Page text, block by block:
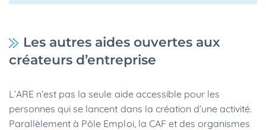
Les autres aides ouvertes aux
créateurs d’entreprise
L’ARE n’est pas la seule aide accessible pour les
personnes qui se lancent dans la création d’une activité.
Parallèlement à Pôle Emploi, la CAF et des organismes